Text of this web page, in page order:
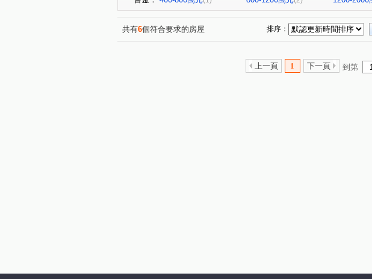
延吉街(1) 廣權路(1) 中山路(1) 國慶路(1) 南天母
青和街(1) 樹新路(1) 裕民路(1)
共有6個符合要求的房屋 排序：
上一頁 1 下一頁 到第